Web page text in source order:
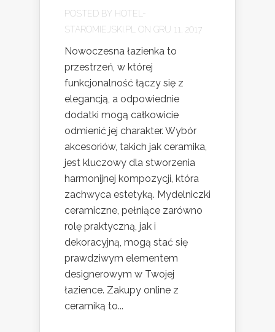
POSTED BY HOTEL-
STAROMIEJSKI.PL
ON GRU 11, 2017
Nowoczesna łazienka to
przestrzeń, w której
funkcjonalność łączy się z
elegancją, a odpowiednie
dodatki mogą całkowicie
odmienić jej charakter. Wybór
akcesoriów, takich jak ceramika,
jest kluczowy dla stworzenia
harmonijnej kompozycji, która
zachwyca estetyką. Mydelniczki
ceramiczne, pełniące zarówno
rolę praktyczną, jak i
dekoracyjną, mogą stać się
prawdziwym elementem
designerowym w Twojej
łazience. Zakupy online z
ceramiką to...